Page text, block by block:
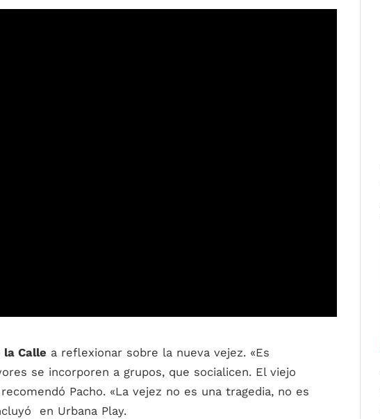
la Calle a reflexionar sobre la nueva vejez. «Es
se incorporen a grupos, que socialicen. El viejo
Pacho. «La vejez no es una tragedia, no es
en Urbana Play.